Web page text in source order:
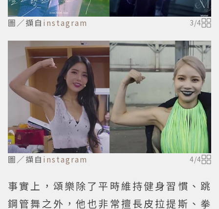
圖／擷自 instagram 3/4
圖／擷自 instagram 4/4
事實上，頌樂除了平時維持健身習慣、跳
鋼管舞之外，他也非常擅長皮拉提斯、拳